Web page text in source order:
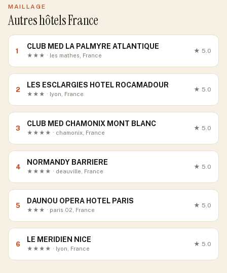
MAILLAGE
Autres hôtels France
1
CLUB MED LA PALMYRE ATLANTIQUE
★★★ · les mathes, France
★ 5.0
2
LES ESCLARGIES HOTEL ROCAMADOUR
★★★ · lyon, France
★ 5.0
3
CLUB MED CHAMONIX MONT BLANC
★★★★ · chamonix, France
★ 5.0
4
NORMANDY BARRIERE
★★★★ · deauville, France
★ 5.0
5
DAUNOU OPERA HOTEL PARIS
★★★ · paris 02, France
★ 5.0
6
LE MERIDIEN NICE
★★★★ · lyon, France
★ 5.0